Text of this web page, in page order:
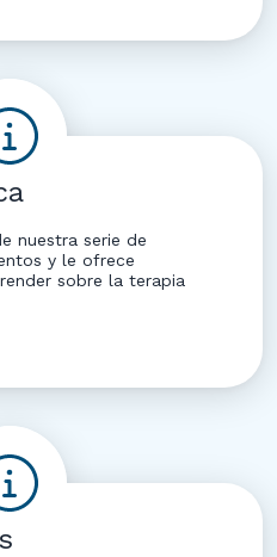
nuestra serie de
y le ofrece
sobre la terapia